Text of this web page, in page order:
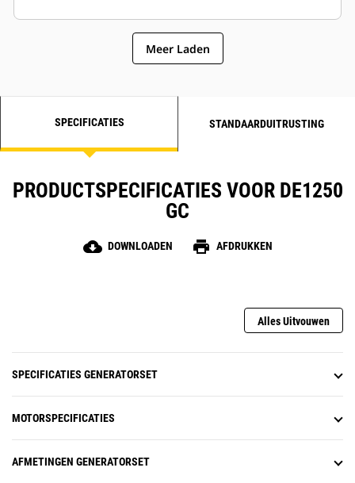
Meer Laden
SPECIFICATIES STANDAARDUITRUSTING
PRODUCTSPECIFICATIES VOOR DE1250
GC
cloud_download DOWNLOADEN print AFDRUKKEN
Alles Uitvouwen
SPECIFICATIES GENERATORSET
MOTORSPECIFICATIES
AFMETINGEN GENERATORSET